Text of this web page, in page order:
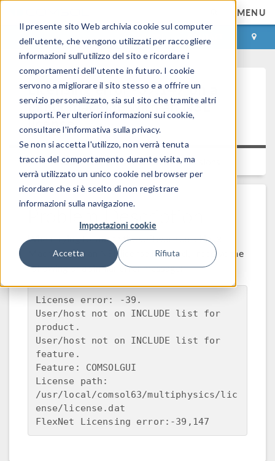
Il presente sito Web archivia cookie sul computer
dell'utente, che vengono utilizzati per raccogliere
informazioni sull'utilizzo del sito e ricordare i
comportamenti dell'utente in futuro. I cookie
servono a migliorare il sito stesso e a offrire un
servizio personalizzato, sia sul sito che tramite altri
supporti. Per ulteriori informazioni sui cookie,
consultare l'informativa sulla privacy.
Se non si accetta l'utilizzo, non verrà tenuta
traccia del comportamento durante visita, ma
verrà utilizzato un unico cookie nel browser per
ricordare che si è scelto di non registrare
informazioni sulla navigazione.
Impostazioni cookie
Accetta Rifiuta
MENU
ACCEDI CONTACT
Licensing error -39,147 on a
Linux machine with an NSL
license
Platform:Linux Versions:All versions
Problem Description
When trying to launch the software on a Linux
Machine with an NSL license installed, I receive the
following or a similar error message:
License error: -39.
User/host not on INCLUDE list for
product.
User/host not on INCLUDE list for
feature.
Feature: COMSOLGUI
License path:
/usr/local/comsol63/multiphysics/lic
ense/license.dat